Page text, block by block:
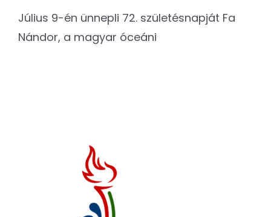
Július 9-én ünnepli 72. születésnapját Fa
Nándor, a magyar óceáni